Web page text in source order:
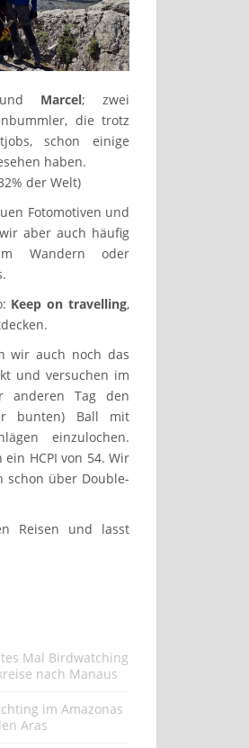
Marcel; zwei
die trotz
schon einige
haben.
der Welt)
Fotomotiven und
aber auch häufig
Wandern oder
Keep on travelling,
wir auch noch das
und versuchen im
anderen Tag den
bunten) Ball mit
einzulochen.
HCPI von 54. Wir
schon über Double-
Reisen und lasst
Mal Birdwatching
nach Manaus
im Amazonas
Aras